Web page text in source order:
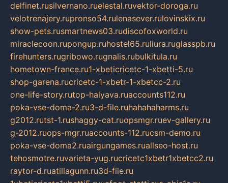
delfinet.rusilvernano.ruelestal.ruvektor-doroga.ru
velotrenajery.rupronso54.rulenasever.rulovinskix.ru
show-pets.rusmartnews03.rudiscofoxworld.ru
miraclecoon.rupongup.ruhostel65.ruliura.ruglasspb.ru
firehunters.rugribowo.rugnalis.rubulkitula.ru
hometown-france.ru1-xbeticricetc-1-xbetti-5.ru
shop-garena.rucricetc-1-xbetr-1-xbetcc-2.ru
one-life-story.rutop-halyava.ruaccounts112.ru
poka-vse-doma-2.ru3-d-file.ruhahahaharms.ru
g2012.rutst-1.rushaggy-cat.ruopsmgr.ruev-gallery.ru
g-2012.ruops-mgr.ruaccounts-112.rucsm-demo.ru
poka-vse-doma2.ruairgungames.ruallseo-host.ru
tehosmotre.ruvarieta-yug.rucricetc1xbetr1xbetcc2.ru
raytor-d.ruatillagunn.ru3d-file.ru